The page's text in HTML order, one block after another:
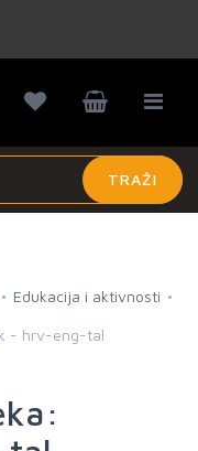
TRAŽI
Edukacija i aktivnosti
- hrv-eng-tal